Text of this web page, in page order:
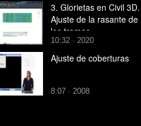
3. Glorietas en Civil 3D.
Ajuste de la rasante de
los tramos
10:32 · 2020
Ajuste de coberturas
8:07 · 2008